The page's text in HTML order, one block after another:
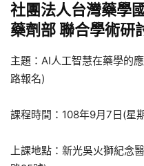
社團法人台灣藥學
藥劑部 聯合學術研
主題：AI人工智慧在藥學的
路報名)
課程時間：108年9月7日(星
上課地點：新光吳火獅紀念